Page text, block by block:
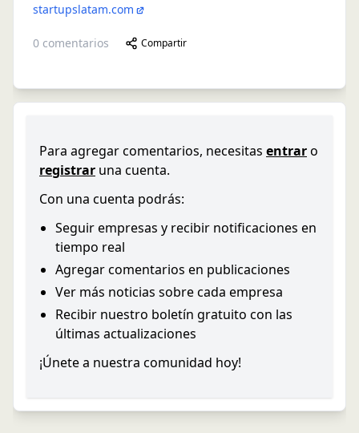
startupslatam.com
0 comentarios Compartir
Para agregar comentarios, necesitas entraro
registrar una cuenta.
Con una cuenta podrás:
Seguir empresas y recibir notificaciones en
tiempo real
Agregar comentarios en publicaciones
Ver más noticias sobre cada empresa
Recibir nuestro boletín gratuito con las
últimas actualizaciones
¡Únete a nuestra comunidad hoy!